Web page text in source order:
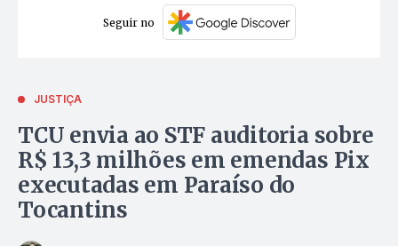
Seguir no
JUSTIÇA
TCU envia ao STF auditoria sobre
R$ 13,3 milhões em emendas Pix
executadas em Paraíso do
Tocantins